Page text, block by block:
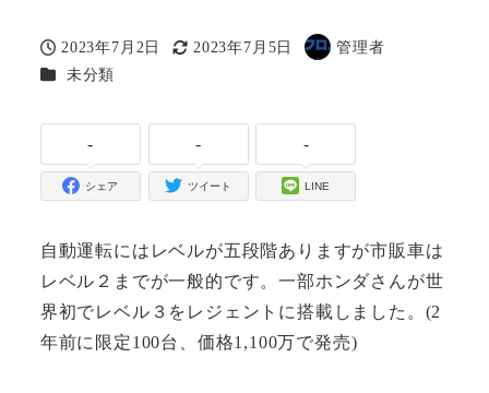
投稿日
2023年7月2日
更新日
2023年7月5日
著
管理者
カテゴリー
未分類
-
シェア
-
ツイート
-
LINE
自動運転にはレベルが五段階ありますが市販車は
レベル２までが一般的です。一部ホンダさんが世
界初でレベル３をレジェントに搭載しました。(2
年前に限定100台、価格1,100万で発売)